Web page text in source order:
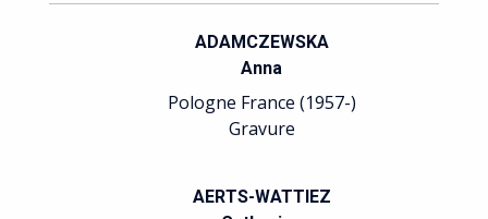
ADAMCZEWSKA
Anna
Pologne France (1957-)
Gravure
AERTS-WATTIEZ